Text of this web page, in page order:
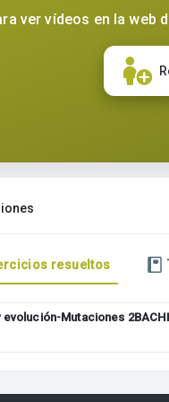
ver vídeos en la
resueltos
evolución-Mutaciones 2BACHI